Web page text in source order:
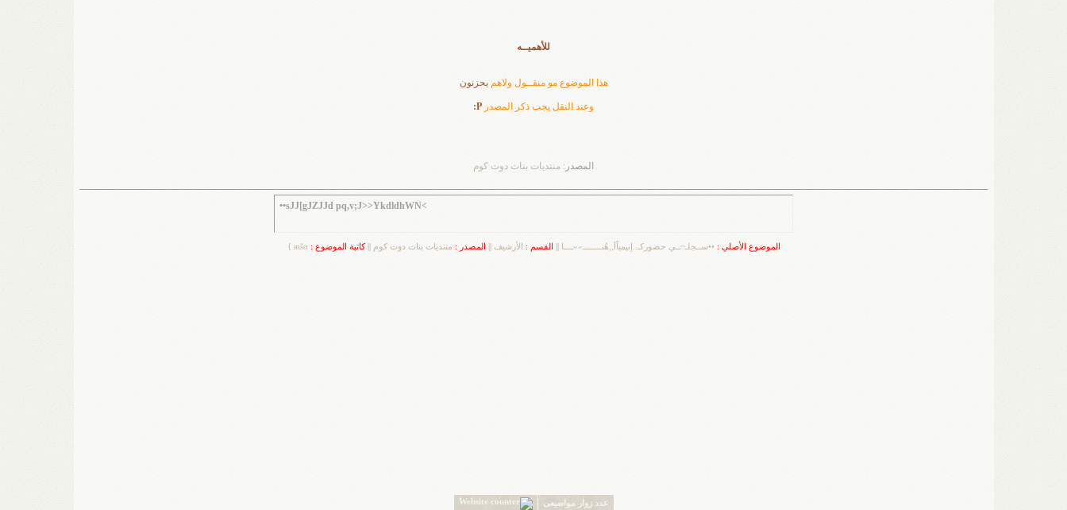
للأهميــه
هذا الموضوع مو منقــول ولاهميحزنون
وعند النقل يجب ذكر المصدر P:
المصدر: منتديات بنات دوت كوم
••sJJ[gJZJJd pq,v;J>>YkdldhWN<
الموضوع الأصلي : ••ســجلـ~ــي حضوركـ..إنيمياًآ,,هُنــــــــ»»ــــا القسم : الأرشيف المصدر : منتديات بنات دوت كوم ||كاتبة الموضوع :яιšα }
عدد زوار مواضيعى